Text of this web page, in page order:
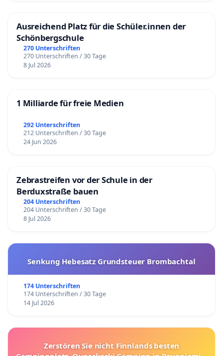
Ausreichend Platz für die Schüler.innen der
Schönbergschule
270 Unterschriften
270 Unterschriften / 30 Tage
8 Jul 2026
1 Milliarde für freie Medien
292 Unterschriften
212 Unterschriften / 30 Tage
24 Jun 2026
Zebrastreifen vor der Schule in der
Berduxstraße bauen
204 Unterschriften
204 Unterschriften / 30 Tage
8 Jul 2026
Senkung Hebesatz Grundsteuer Brombachtal
174 Unterschriften
174 Unterschriften / 30 Tage
14 Jul 2026
Zerstören Sie nicht Finnlands besten